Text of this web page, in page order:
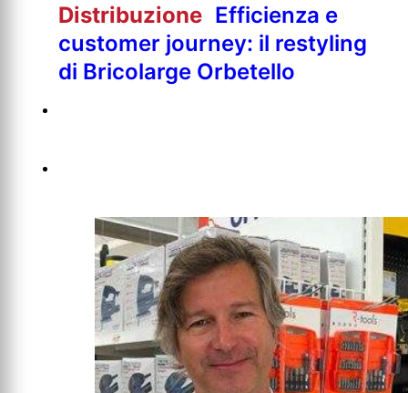
Distribuzione Efficienza e
customer journey: il restyling
di Bricolarge Orbetello